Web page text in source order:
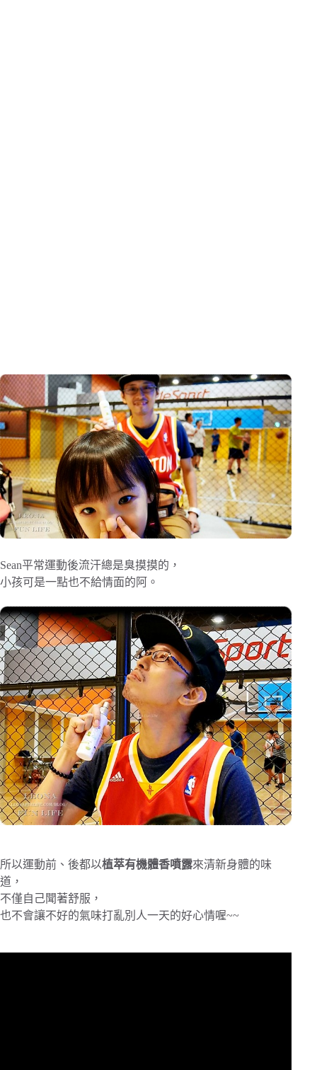
Sean平常運動後流汗總是臭摸摸的，
小孩可是一點也不給情面的阿。
所以運動前、後都以植萃有機體香噴露來清新身體的味
道，
不僅自己聞著舒服，
也不會讓不好的氣味打亂別人一天的好心情喔~~